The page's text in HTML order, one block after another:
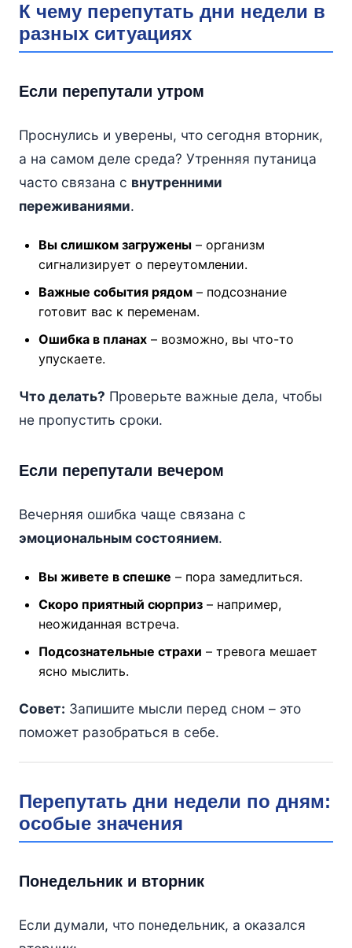
К чему перепутать дни недели в
разных ситуациях
Если перепутали утром
Проснулись и уверены, что сегодня вторник,
а на самом деле среда? Утренняя путаница
часто связана с внутренними
переживаниями.
Вы слишком загружены– организм
сигнализирует о переутомлении.
Важные события рядом– подсознание
готовит вас к переменам.
Ошибка в планах– возможно, вы что-то
упускаете.
Что делать? Проверьте важные дела, чтобы
не пропустить сроки.
Если перепутали вечером
Вечерняя ошибка чаще связана с
эмоциональным состоянием.
Вы живете в спешке – пора замедлиться.
Скоро приятный сюрприз– например,
неожиданная встреча.
Подсознательные страхи – тревога мешает
ясно мыслить.
Совет: Запишите мысли перед сном – это
поможет разобраться в себе.
Перепутать дни недели по дням:
особые значения
Понедельник и вторник
Если думали, что понедельник, а оказался